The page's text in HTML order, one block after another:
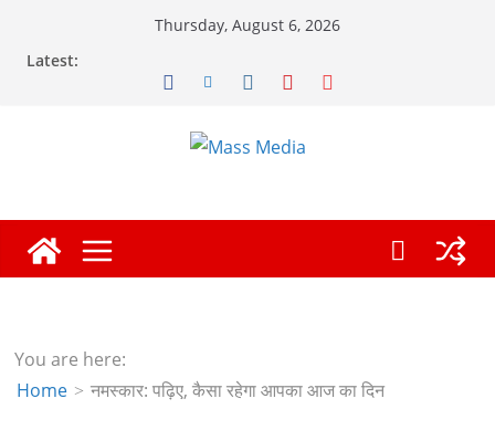
Thursday, August 6, 2026
Latest:
You are here:
Home
नमस्कार: पढ़िए, कैसा रहेगा आपका आज का दिन